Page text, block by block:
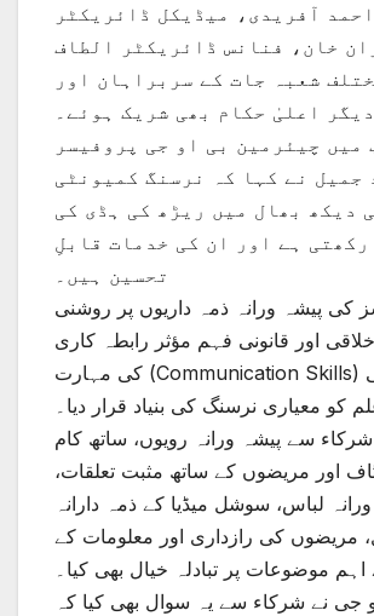
آفریدی، میڈیکل ڈائریکٹر
خان، فنانس ڈائریکٹر الطاف
شعبہ جات کے سربراہان اور
دیگر اعلیٰ حکام بھی شریک ہوئے۔
میں چیئرمین بی او جی پروفیسر
جمیل نے کہا کہ نرسنگ کمیونٹی
دیکھ بھال میں ریڑھ کی ہڈی کی
رکھتی ہے اور ان کی خدمات قابلِ
تحسین ہیں۔
کی پیشہ ورانہ ذمہ داریوں پر روشنی
اور قانونی فہم مؤثر رابطہ کاری
کی مہارت (Communication Skills) اور طبی
کو معیاری نرسنگ کی بنیاد قرار دیا۔
سے پیشہ ورانہ رویوں، ساتھ کام
اور مریضوں کے ساتھ مثبت تعلقات،
لباس، سوشل میڈیا کے ذمہ دارانہ
مریضوں کی رازداری اور معلومات کے
موضوعات پر تبادلہ خیال بھی کیا۔
جی نے شرکاء سے یہ سوال بھی کیا کہ